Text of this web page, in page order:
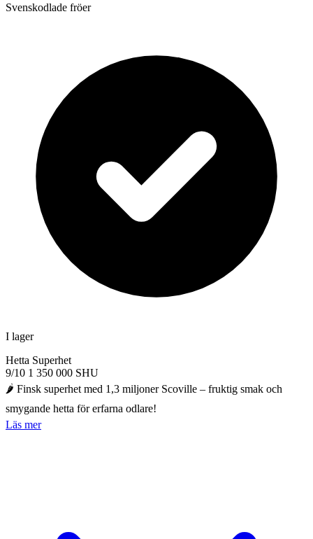
Svenskodlade fröer
I lager
Hetta Superhet
9/10 1 350 000 SHU
🌶️ Finsk superhet med 1,3 miljoner Scoville – fruktig smak och
smygande hetta för erfarna odlare!
Läs mer